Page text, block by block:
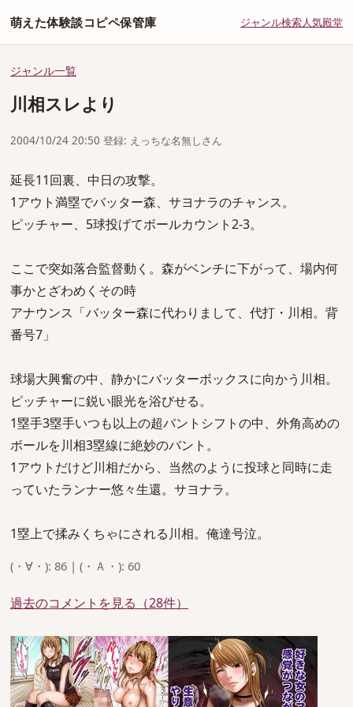
萌えた体験談コピペ保管庫 ジャンル検索人気殿堂
ジャンル一覧
川相スレより
2004/10/24 20:50 登録: えっちな名無しさん
延長11回裏、中日の攻撃。
1アウト満塁でバッター森、サヨナラのチャンス。
ピッチャー、5球投げてボールカウント2-3。
ここで突如落合監督動く。森がベンチに下がって、場内何
事かとざわめくその時
アナウンス「バッター森に代わりまして、代打・川相。背
番号7」
球場大興奮の中、静かにバッターボックスに向かう川相。
ピッチャーに鋭い眼光を浴びせる。
1塁手3塁手いつも以上の超バントシフトの中、外角高めの
ボールを川相3塁線に絶妙のバント。
1アウトだけど川相だから、当然のように投球と同時に走
っていたランナー悠々生還。サヨナラ。
1塁上で揉みくちゃにされる川相。俺達号泣。
(・∀・): 86 | (・Ａ・): 60
過去のコメントを見る（28件）